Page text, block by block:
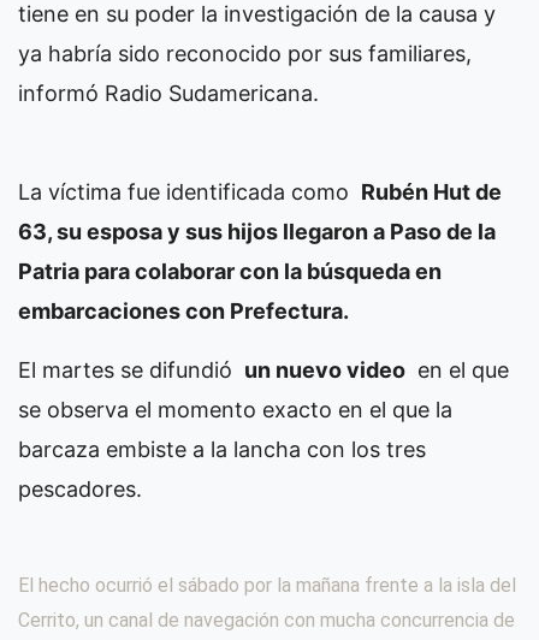
tiene en su poder la investigación de la causa y
ya habría sido reconocido por sus familiares,
informó Radio Sudamericana.
La víctima fue identificada como Rubén Hut de
63, su esposa y sus hijos llegaron a Paso de la
Patria para colaborar con la búsqueda en
embarcaciones con Prefectura.
El martes se difundió un nuevo video en el que
se observa el momento exacto en el que la
barcaza embiste a la lancha con los tres
pescadores.
El hecho ocurrió el sábado por la mañana frente a la isla del
Cerrito, un canal de navegación con mucha concurrencia de